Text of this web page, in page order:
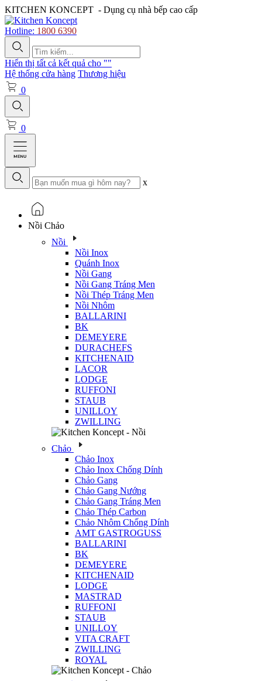
KITCHEN KONCEPT - Dụng cụ nhà bếp cao cấp
Hotline: 1800 6390
Hiển thị tất cả kết quả cho ""
Hệ thống cửa hàng Thương hiệu
0
0
x
Nồi Chảo
Nồi
Nồi Inox
Quánh Inox
Nồi Gang
Nồi Gang Tráng Men
Nồi Thép Tráng Men
Nồi Nhôm
BALLARINI
BK
DEMEYERE
DURACHEFS
KITCHENAID
LACOR
LODGE
RUFFONI
STAUB
UNILLOY
ZWILLING
Chảo
Chảo Inox
Chảo Inox Chống Dính
Chảo Gang
Chảo Gang Nướng
Chảo Gang Tráng Men
Chảo Thép Carbon
Chảo Nhôm Chống Dính
AMT GASTROGUSS
BALLARINI
BK
DEMEYERE
KITCHENAID
LODGE
MASTRAD
RUFFONI
STAUB
UNILLOY
VITA CRAFT
ZWILLING
ROYAL